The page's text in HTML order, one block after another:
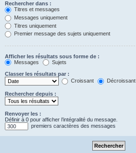
Rechercher dans :
Titres et messages
Messages uniquement
Titres uniquement
Premier message des sujets uniquement
Afficher les résultats sous forme de :
Messages
Sujets
Classer les résultats par :
Croissant
Décroissant
Rechercher depuis :
Renvoyer les :
Définir à 0 pour afficher l’intégralité du message.
premiers caractères des messages